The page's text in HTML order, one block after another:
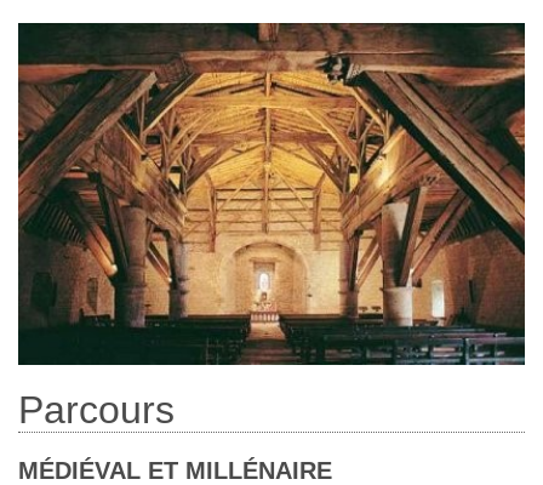
Parcours
MÉDIÉVAL ET MILLÉNAIRE